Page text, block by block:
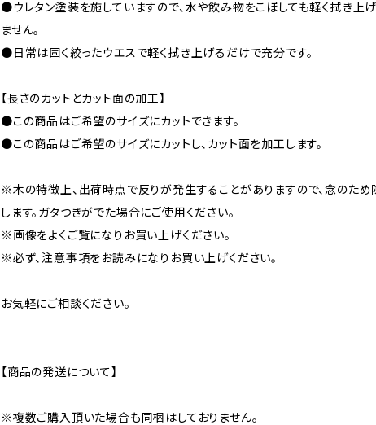
●ウレタン塗装を施していますので、水や飲み物をこぼしても軽く拭き上
ません。
●日常は固く絞ったウエスで軽く拭き上げるだけで充分です。
【長さのカットとカット面の加工】
●この商品はご希望のサイズにカットできます。
●この商品はご希望のサイズにカットし、カット面を加工します。
※木の特徴上、出荷時点で反りが発生することがありますので、念のため
します。ガタつきがでた場合にご使用ください。
※画像をよくご覧になりお買い上げください。
※必ず、注意事項をお読みになりお買い上げください。
お気軽にご相談ください。
【商品の発送について】
※複数ご購入頂いた場合も同梱はしておりません。